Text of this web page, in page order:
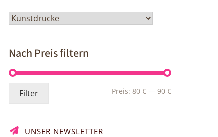
Nach Preis filtern
Min.
Max.
Filter Preis:80 € —90 €
UNSER NEWSLETTER